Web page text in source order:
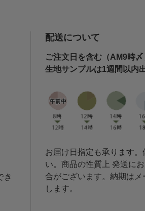
き
配送について
ご注文日を含む（AM9時
生地サンプルは1週間以内
お届け日指定も承ります。
い。商品の性質上 発送に
合がございます。納期は
します。